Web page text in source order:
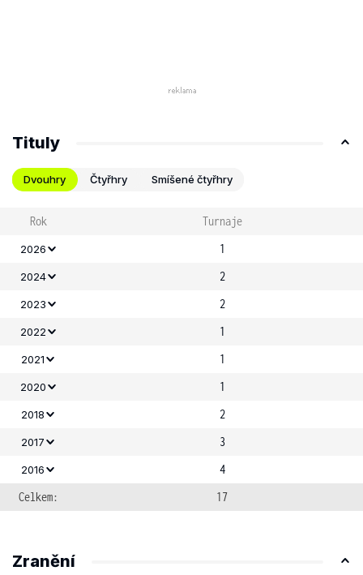
Tituly
Dvouhry Čtyřhry Smíšené čtyřhry
Rok Turnaje
2026 1
2024 2
2023 2
2022 1
2021 1
2020 1
2018 2
2017 3
2016
4
Celkem:
17
Zranění